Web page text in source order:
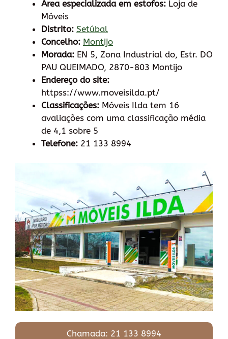
Área especializada em estofos: Loja de
Móveis
Distrito: Setúbal
Concelho: Montijo
Morada: EN 5, Zona Industrial do, Estr. DO
PAU QUEIMADO, 2870-803 Montijo
Endereço do site:
httpss://www.moveisilda.pt/
Classificações: Móveis Ilda tem 16
avaliações com uma classificação média
de 4,1 sobre 5
Telefone: 21 133 8994
Chamada: 21 133 8994